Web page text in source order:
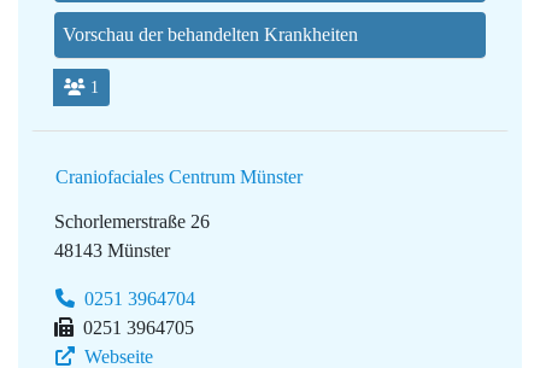
Vorschau der behandelten Krankheiten
1
Craniofaciales Centrum Münster
Schorlemerstraße 26
48143 Münster
0251 3964704
0251 3964705
Webseite